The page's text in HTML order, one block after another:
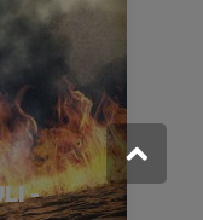
-